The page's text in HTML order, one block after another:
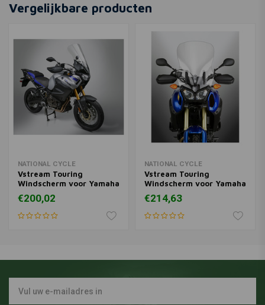
Vergelijkbare producten
NATIONAL CYCLE
Vstream Touring
Windscherm voor Yamaha
XT1200 Super Tenere ('14-
'22) | Helder
€200,02
NATIONAL CYCLE
Vstream Touring
Windscherm voor Yamaha
XT1200 Super Tenere ('12-
'13) | Helder
€214,63